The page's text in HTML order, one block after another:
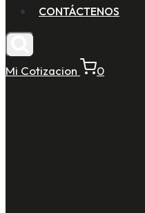
CONTÁCTENOS
Mi Cotizacion 0